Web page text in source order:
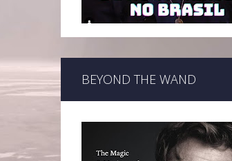
BEYOND THE WAND